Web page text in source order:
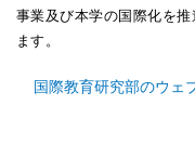
事業及び本学の国際化を
ます。
国際教育研究部のウェ